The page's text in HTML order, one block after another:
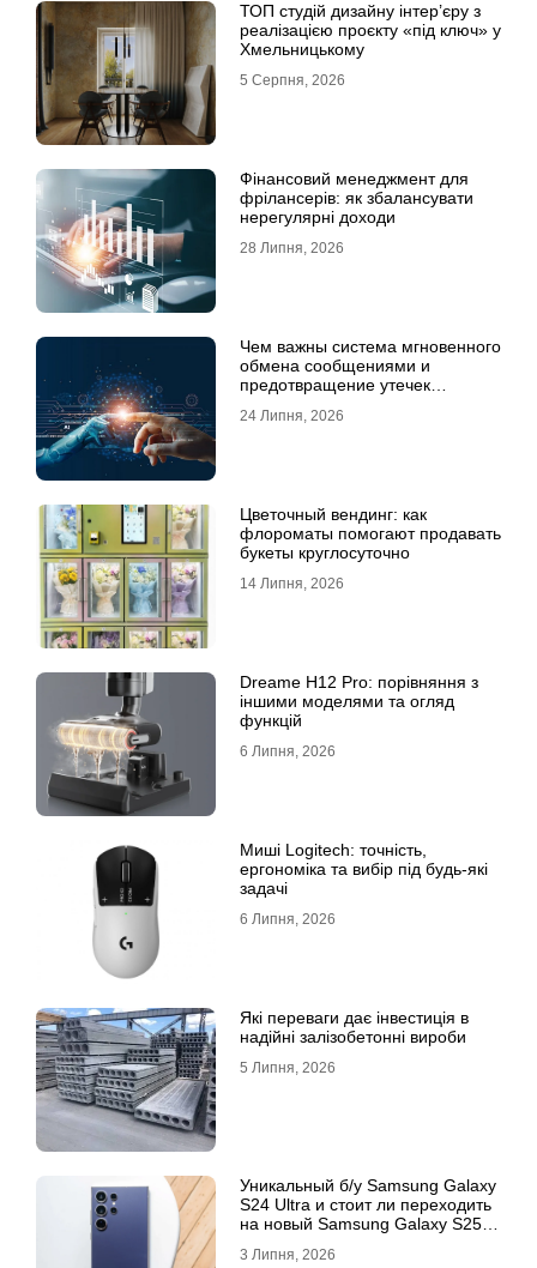
ТОП студій дизайну інтер’єру з
реалізацією проєкту «під ключ» у
Хмельницькому
5 Серпня, 2026
Фінансовий менеджмент для
фрілансерів: як збалансувати
нерегулярні доходи
28 Липня, 2026
Чем важны система мгновенного
обмена сообщениями и
предотвращение утечек
24 Липня, 2026
Цветочный вендинг: как
флороматы помогают продавать
букеты круглосуточно
14 Липня, 2026
Dreame H12 Pro: порівняння з
іншими моделями та огляд
функцій
6 Липня, 2026
Миші Logitech: точність,
ергономіка та вибір під будь-які
задачі
6 Липня, 2026
Які переваги дає інвестиція в
надійні залізобетонні вироби
5 Липня, 2026
Уникальный б/у Samsung Galaxy
S24 Ultra и стоит ли переходить
на новый Samsung Galaxy S25
3 Липня, 2026